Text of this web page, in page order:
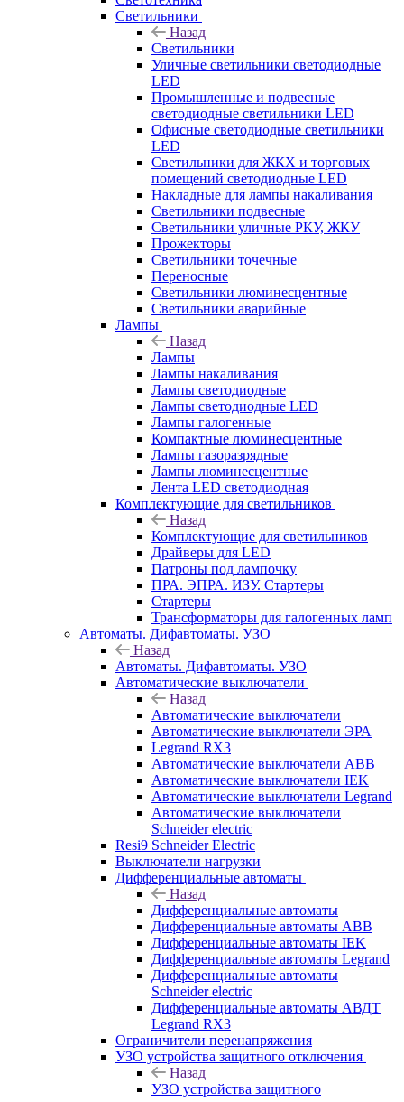
Светильники
Назад
Светильники
Уличные светильники светодиодные
LED
Промышленные и подвесные
светодиодные светильники LED
Офисные светодиодные светильники
LED
Светильники для ЖКХ и торговых
помещений светодиодные LED
Накладные для лампы накаливания
Светильники подвесные
Светильники уличные РКУ, ЖКУ
Прожекторы
Cветильники точечные
Переносные
Светильники люминесцентные
Светильники аварийные
Лампы
Назад
Лампы
Лампы накаливания
Лампы светодиодные
Лампы светодиодные LED
Лампы галогенные
Компактные люминесцентные
Лампы газоразрядные
Лампы люминесцентные
Лента LED светодиодная
Комплектующие для светильников
Назад
Комплектующие для светильников
Драйверы для LED
Патроны под лампочку
ПРА. ЭПРА. ИЗУ. Стартеры
Стартеры
Трансформаторы для галогенных ламп
Автоматы. Дифавтоматы. УЗО
Назад
Автоматы. Дифавтоматы. УЗО
Автоматические выключатели
Назад
Автоматические выключатели
Автоматические выключатели ЭРА
Legrand RX3
Автоматические выключатели ABB
Автоматические выключатели IEK
Автоматические выключатели Legrand
Автоматические выключатели
Schneider electric
Resi9 Schneider Electric
Выключатели нагрузки
Дифференциальные автоматы
Назад
Дифференциальные автоматы
Дифференциальные автоматы ABB
Дифференциальные автоматы IEK
Дифференциальные автоматы Legrand
Дифференциальные автоматы
Schneider electric
Дифференциальные автоматы АВДТ
Legrand RX3
Ограничители перенапряжения
УЗО устройства защитного отключения
Назад
УЗО устройства защитного